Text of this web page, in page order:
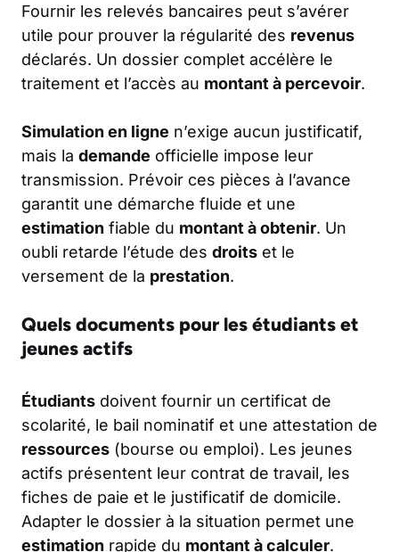
Fournir les relevés bancaires peut s’avérer
utile pour prouver la régularité des revenus
déclarés. Un dossier complet accélère le
traitement et l’accès au montant à percevoir.
Simulation en ligne n’exige aucun justificatif,
mais la demande officielle impose leur
transmission. Prévoir ces pièces à l’avance
garantit une démarche fluide et une
estimation fiable du montant à obtenir. Un
oubli retarde l’étude des droits et le
versement de la prestation.
Quels documents pour les étudiants et
jeunes actifs
Étudiants doivent fournir un certificat de
scolarité, le bail nominatif et une attestation de
ressources (bourse ou emploi). Les jeunes
actifs présentent leur contrat de travail, les
fiches de paie et le justificatif de domicile.
Adapter le dossier à la situation permet une
estimation rapide du montant à calculer.